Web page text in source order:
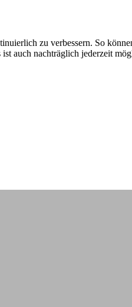
zu verbessern. So
ist auch nachträglich jederzeit